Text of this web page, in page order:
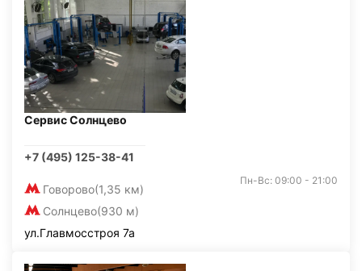
Сервис Солнцево
+7 (495) 125-38-41
Говорово(1,35 км)
Солнцево(930 м)
Пн-Вс: 09:00 - 21:00
ул.Главмосстроя 7а